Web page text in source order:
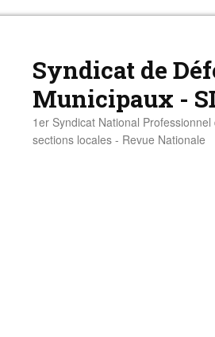
Syndicat de
Municipaux -
1er Syndicat National
sections locales - Revue Nationale